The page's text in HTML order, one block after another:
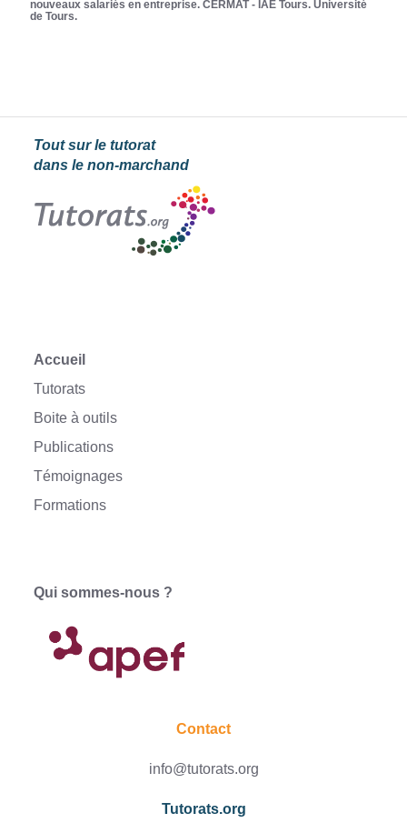
nouveaux salariés en entreprise. CERMAT - IAE Tours. Université
de Tours.
Tout sur le tutorat
dans le non-marchand
Accueil
Tutorats
Boite à outils
Publications
Témoignages
Formations
Qui sommes-nous ?
Contact
info@tutorats.org
Tutorats.org